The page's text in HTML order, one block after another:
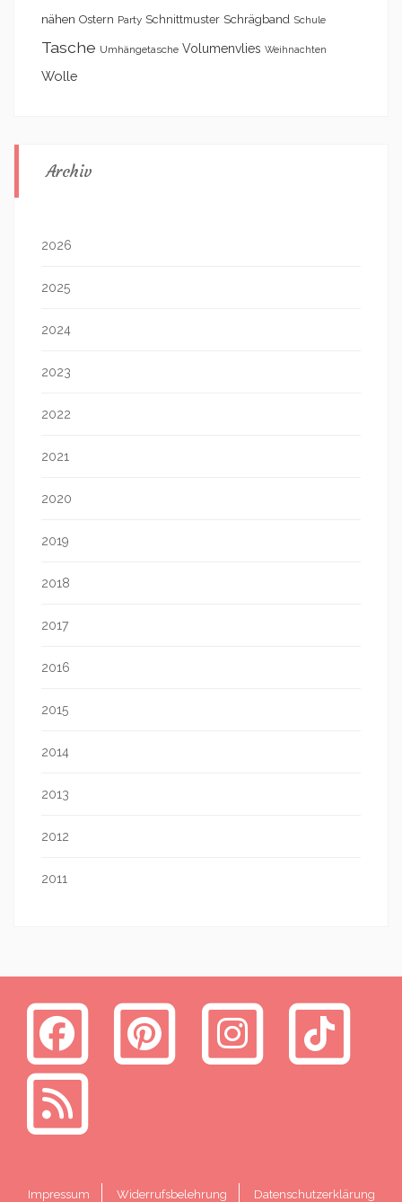
nähen Ostern Party Schnittmuster Schrägband Schule
Tasche Umhängetasche Volumenvlies Weihnachten
Wolle
Archiv
2026
2025
2024
2023
2022
2021
2020
2019
2018
2017
2016
2015
2014
2013
2012
2011
Impressum Widerrufsbelehrung Datenschutzerklärung